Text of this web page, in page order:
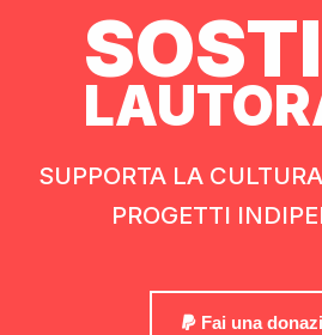
SUPPORTA LA
PROGETTI
Fai una